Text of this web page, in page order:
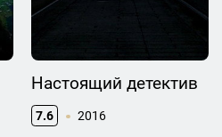
Настоящий детектив
7.6 2016